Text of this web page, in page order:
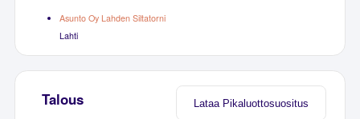
Asunto Oy Lahden Siltatorni
Lahti
Lataa Pikaluottosuositus
Talous